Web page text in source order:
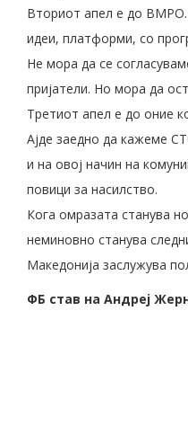
Вториот апел е до ВМРО.
идеи, платформи, со
Не мора да се
пријатели. Но мора да
Третиот апел е до оние
Ајде заедно да кажеме
и на овој начин на
повици за насилство.
Кога омразата станува
неминовно станува
Македонија заслужува
ФБ став на Андреј